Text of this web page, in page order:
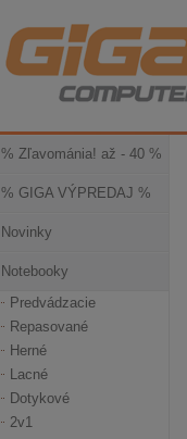
% Zľavománia! až - 40 %
% GIGA VÝPREDAJ %
Novinky
Notebooky
Predvádzacie
Repasované
Herné
Lacné
Dotykové
2v1